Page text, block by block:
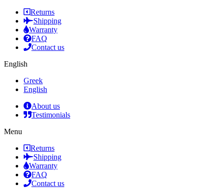
Returns
Shipping
Warranty
FAQ
Contact us
English
Greek
English
About us
Testimonials
Menu
Returns
Shipping
Warranty
FAQ
Contact us